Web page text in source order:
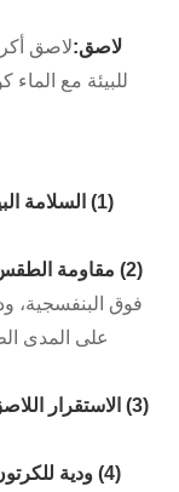
لاصق:لاصق
للبيئة مع
(1) السلامة البيئية:
(2) مقاومة الطقس القوية:
فوق البنفسجية،
على المدى
(3) الاستقرار اللاصق:
(4) ودية للكرتون: